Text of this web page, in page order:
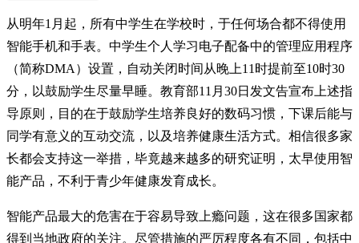
从明年1月起，所有中学生在学校时，于任何场合都不得使用
智能手机和手表。中学生个人学习电子配备中的管理应用程序
（简称DMA）设置，自动关闭时间从晚上11时提前至10时30
分，以鼓励学生尽量早睡。教育部11月30日发文告宣布上述指
导原则，目的在于鼓励学生培养良好的数码习惯，下课后能与
同学有意义的互动交流，以及培养健康生活方式。相信很多家
长都会支持这一举措，毕竟越来越多的研究证明，太早使用智
能产品，不利于青少年健康发育成长。
智能产品最大的危害在于容易导致上瘾问题，这在很多国家都
得到当地政府的关注。尽管措施的严厉程度各有不同，包括中